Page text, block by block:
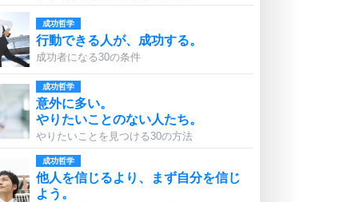
成功哲学
行動できる人が、成功する。
成功者になる30の条件
成功哲学
意外に多い。
やりたいことのない人たち。
やりたいことを見つける30の方法
成功哲学
他人を信じるより、まず自分を信じ
よう。